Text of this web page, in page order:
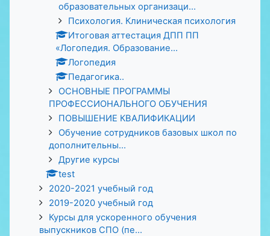
образовательных организаци...
Психология. Клиническая психология
Итоговая аттестация ДПП ПП
«Логопедия. Образование...
Логопедия
Педагогика..
ОСНОВНЫЕ ПРОГРАММЫ
ПРОФЕССИОНАЛЬНОГО ОБУЧЕНИЯ
ПОВЫШЕНИЕ КВАЛИФИКАЦИИ
Обучение сотрудников базовых школ по
дополнительны...
Другие курсы
test
2020-2021 учебный год
2019-2020 учебный год
Курсы для ускоренного обучения
выпускников СПО (пе...